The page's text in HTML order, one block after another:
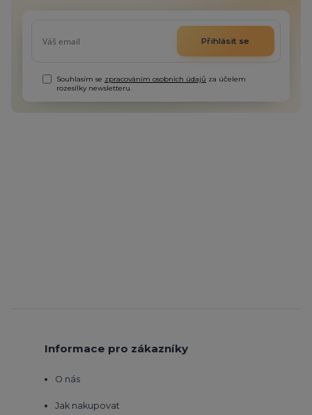
Přihlásit se
Souhlasím se zpracováním osobních údajů za účelem
rozesílky newsletteru.
Informace pro zákazníky
O nás
Jak nakupovat